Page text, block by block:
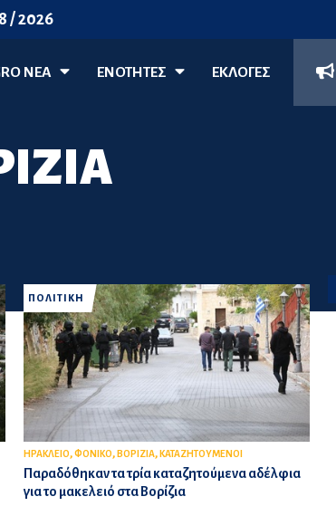
/ 2026
ΝΈΑ ΕΝΟΤΗΤΕΣ ΕΚΛΟΓΕΣ
ΠΟΛΙΤΙΚΗ
ΗΡΑΚΛΕΙΟ,ΦΟΝΙΚΟ, ΒΟΡΙΖΙΑ, ΚΑΤΑΖΗΤΟΥΜΕΝΟΙ
Παραδόθηκαν τα τρία καταζητούμενα αδέλφια
για το μακελειό στα Βορίζια